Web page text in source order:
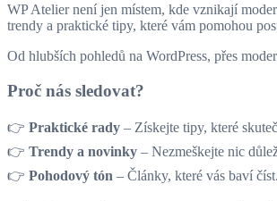
WP Atelier není jen místem, kde vznikají
trendy a praktické tipy, které vám pomohou
Od hlubších pohledů na WordPress, přes
Proč nás sledovat?
👉 Praktické rady – Získejte tipy, které
👉 Trendy a novinky – Nezmeškejte nic
👉 Pohodový tón – Články, které vás baví číst.